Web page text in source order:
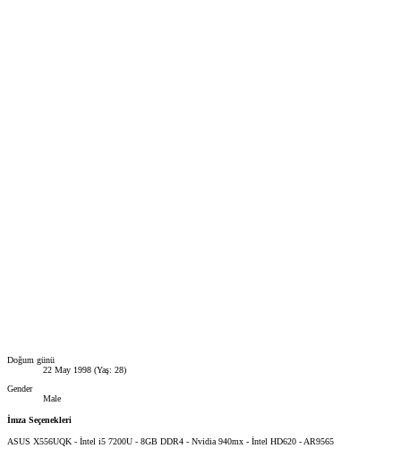
Doğum günü
22 May 1998 (Yaş: 28)
Gender
Male
İmza Seçenekleri
ASUS X556UQK - İntel i5 7200U - 8GB DDR4 - Nvidia 940mx - İntel HD620 - AR9565